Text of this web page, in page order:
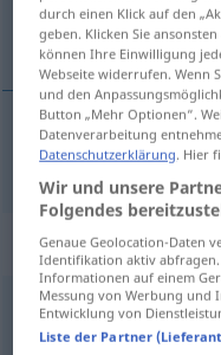
hojný
hojný reichhaltig
zahlreich,grenzenlos,
durch einen Klick auf den
geben. Klicken Sie
können Ihre Einwilligung
Webseite widerrufen. Wenn
und den
Button „Mehr Optionen“.
Datenverarbeitung
Datenschutzerklärung. Hier
Wir und unsere
Folgendes
Genaue Geolocation-Daten
Identifikation aktiv
Informationen auf einem
Messung von Werbung und
Entwicklung von
Liste der Partner